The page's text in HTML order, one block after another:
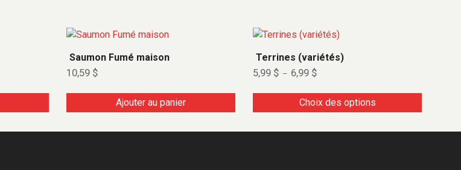
Saumon Fumé maison
10,59 $
Ajouter au panier
Terrines (variétés)
5,99 $ – 6,99 $
Choix des options